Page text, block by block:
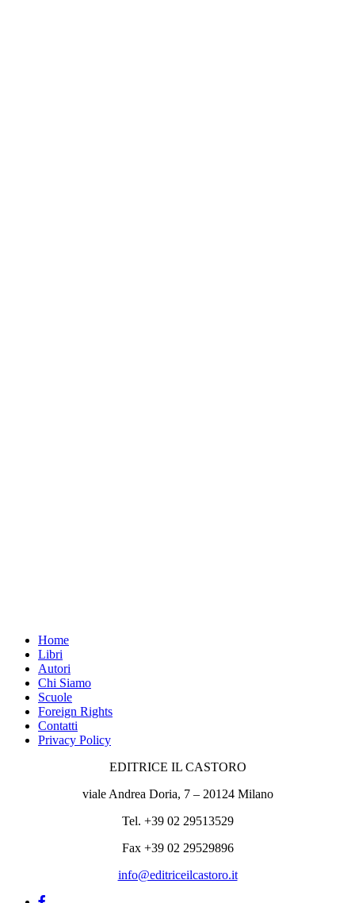
Home
Libri
Autori
Chi Siamo
Scuole
Foreign Rights
Contatti
Privacy Policy
EDITRICE IL CASTORO
viale Andrea Doria, 7 – 20124 Milano
Tel. +39 02 29513529
Fax +39 02 29529896
info@editriceilcastoro.it